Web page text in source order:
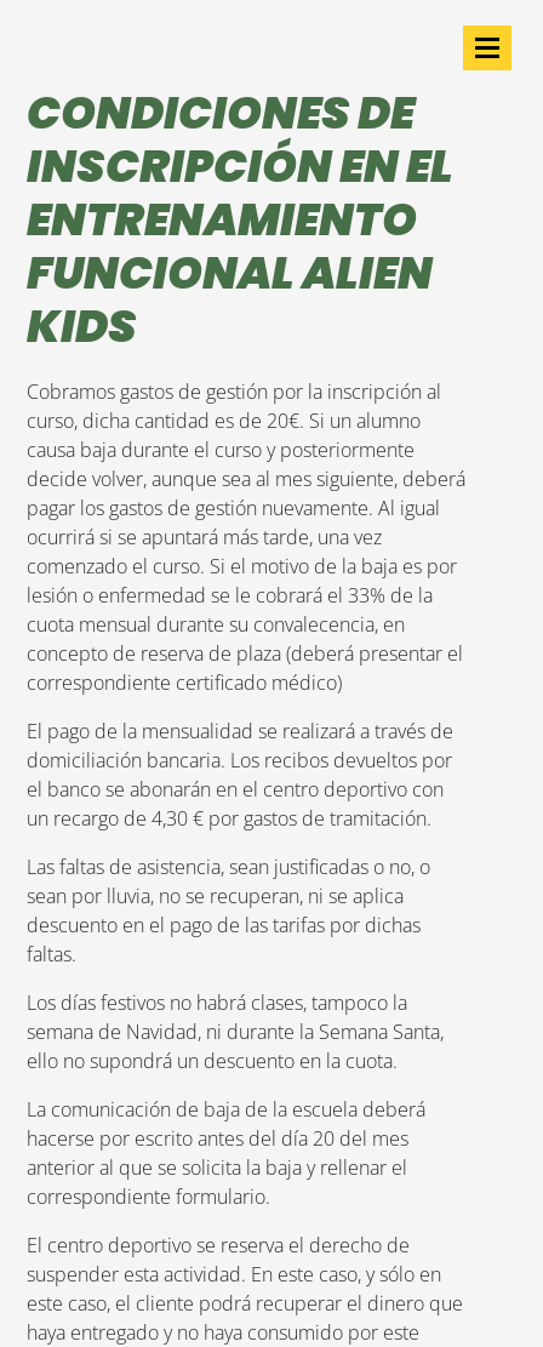
CONDICIONES DE
INSCRIPCIÓN EN EL
ENTRENAMIENTO
FUNCIONAL ALIEN
KIDS
Cobramos gastos de gestión por la inscripción al
curso, dicha cantidad es de 20€. Si un alumno
causa baja durante el curso y posteriormente
decide volver, aunque sea al mes siguiente, deberá
pagar los gastos de gestión nuevamente. Al igual
ocurrirá si se apuntará más tarde, una vez
comenzado el curso. Si el motivo de la baja es por
lesión o enfermedad se le cobrará el 33% de la
cuota mensual durante su convalecencia, en
concepto de reserva de plaza (deberá presentar el
correspondiente certificado médico)
El pago de la mensualidad se realizará a través de
domiciliación bancaria. Los recibos devueltos por
el banco se abonarán en el centro deportivo con
un recargo de 4,30 € por gastos de tramitación.
Las faltas de asistencia, sean justificadas o no, o
sean por lluvia, no se recuperan, ni se aplica
descuento en el pago de las tarifas por dichas
faltas.
Los días festivos no habrá clases, tampoco la
semana de Navidad, ni durante la Semana Santa,
ello no supondrá un descuento en la cuota.
La comunicación de baja de la escuela deberá
hacerse por escrito antes del día 20 del mes
anterior al que se solicita la baja y rellenar el
correspondiente formulario.
El centro deportivo se reserva el derecho de
suspender esta actividad. En este caso, y sólo en
este caso, el cliente podrá recuperar el dinero que
haya entregado y no haya consumido por este